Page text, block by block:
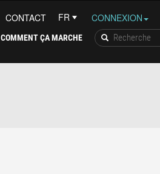
CONNEXION
CONTACT
COMMENT ÇA MARCHE